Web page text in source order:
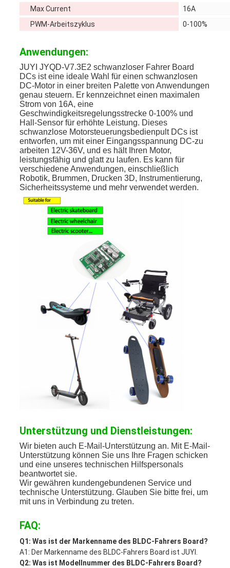
Max Current
16A
PWM-Arbeitszyklus
0-100%
Anwendungen:
JUYI JYQD-V7.3E2 schwanzloser Fahrer Board
DCs ist eine ideale Wahl für einen schwanzlosen
DC-Motor in einer breiten Palette von Anwendungen
genau steuern. Er kennzeichnet einen maximalen
Strom von 16A, eine
Geschwindigkeitsregelungsstrecke 0-100% und
Hall-Sensor für erhöhte Leistung. Dieses
schwanzlose Motorsteuerungsbedienpult DCs ist
entworfen, um mit einer Eingangsspannung DC-zu
arbeiten 12V-36V, und es hält Ihren Motor,
leistungsfähig und glatt zu laufen. Es kann für
verschiedene Anwendungen, einschließlich
Robotik, Brummen, Drucken 3D, Instrumentierung,
Sicherheitssysteme und mehr verwendet werden.
Unterstützung und Dienstleistungen:
Wir bieten auch E-Mail-Unterstützung an. Mit E-Mail-
Unterstützung können Sie uns Ihre Fragen schicken
und eine unseres technischen Hilfspersonals
beantwortet sie.
Wir gewähren kundengebundenen Service und
technische Unterstützung. Glauben Sie bitte frei, um
mit uns in Verbindung zu treten.
FAQ:
Q1: Was ist der Markenname des BLDC-Fahrers Board?
A1: Der Markenname des BLDC-Fahrers Board ist JUYI.
Q2: Was ist Modellnummer des BLDC-Fahrers Board?